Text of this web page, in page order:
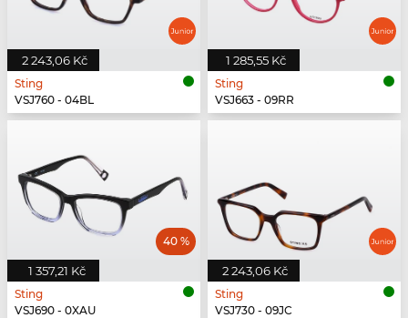
2 243,06 Kč
Sting
VSJ760 - 04BL
1 285,55 Kč
Sting
VSJ663 - 09RR
1 357,21 Kč
40 %
Sting
VSJ690 - 0XAU
2 243,06 Kč
Sting
VSJ730 - 09JC